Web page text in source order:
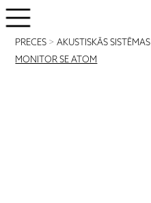
PRECES >AKUSTISKĀS SISTĒMAS
MONITOR SE ATOM